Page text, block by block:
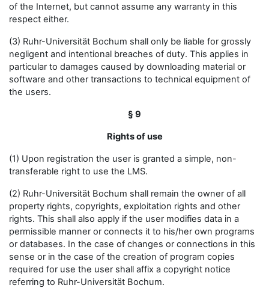
of the Internet, but cannot assume any warranty in this
respect either.
(3) Ruhr-Universität Bochum shall only be liable for grossly
negligent and intentional breaches of duty. This applies in
particular to damages caused by downloading material or
software and other transactions to technical equipment of
the users.
§ 9
Rights of use
(1) Upon registration the user is granted a simple, non-
transferable right to use the LMS.
(2) Ruhr-Universität Bochum shall remain the owner of all
property rights, copyrights, exploitation rights and other
rights. This shall also apply if the user modifies data in a
permissible manner or connects it to his/her own programs
or databases. In the case of changes or connections in this
sense or in the case of the creation of program copies
required for use the user shall affix a copyright notice
referring to Ruhr-Universität Bochum.